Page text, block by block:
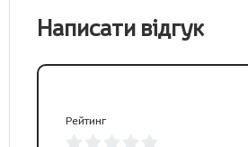
Написати відгук
Рейтинг